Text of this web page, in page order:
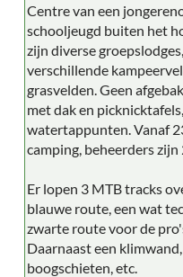
Centre van een
schooljeugd buiten het
zijn diverse
verschillende
grasvelden. Geen
met dak en
watertappunten. Vanaf
camping, beheerders
Er lopen 3 MTB tracks
blauwe route, een wat
zwarte route voor de
Daarnaast een
boogschieten, etc.